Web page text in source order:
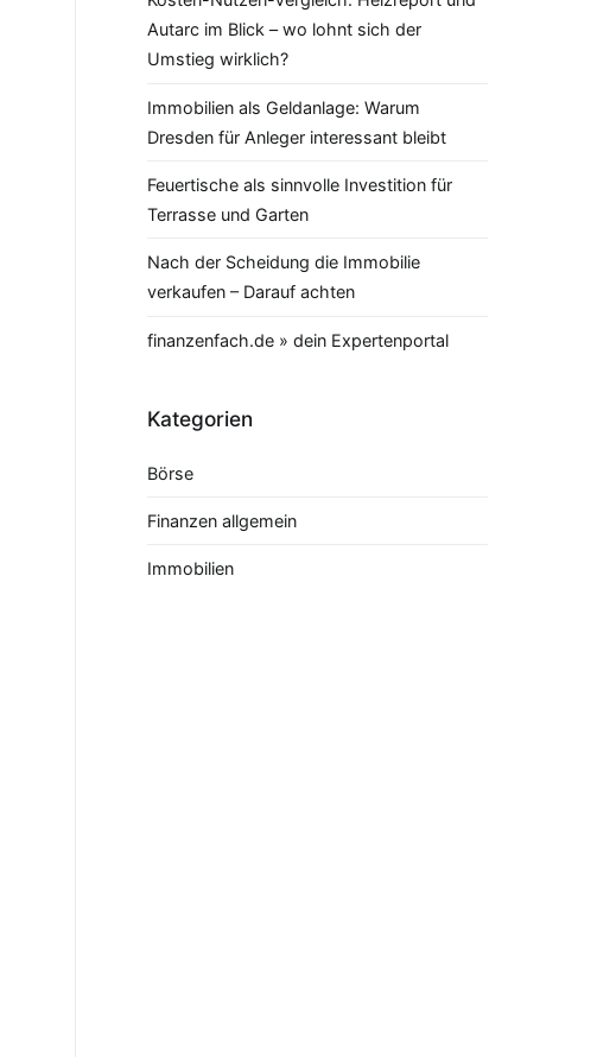
Autarc im Blick – wo lohnt sich der
Umstieg wirklich?
Immobilien als Geldanlage: Warum
Dresden für Anleger interessant bleibt
Feuertische als sinnvolle Investition für
Terrasse und Garten
Nach der Scheidung die Immobilie
verkaufen – Darauf achten
finanzenfach.de » dein Expertenportal
Kategorien
Börse
Finanzen allgemein
Immobilien